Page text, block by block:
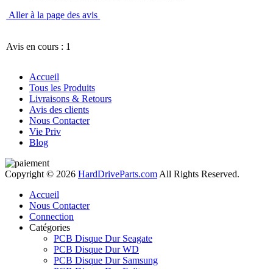
Aller à la page des avis
Avis en cours : 1
Accueil
Tous les Produits
Livraisons & Retours
Avis des clients
Nous Contacter
Vie Priv
Blog
Copyright © 2026 HardDriveParts.com All Rights Reserved.
Accueil
Nous Contacter
Connection
Catégories
PCB Disque Dur Seagate
PCB Disque Dur WD
PCB Disque Dur Samsung